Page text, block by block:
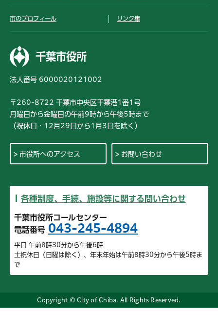
市のプロフィール リンク集
千葉市役所
法人番号 6000020121002
〒260-8722 千葉市中央区千葉港1番1号
月曜日から金曜日の午前9時から午後5時まで
（祝休日・12月29日から1月3日を除く）
市役所へのアクセス お問い合わせ
各種制度、手続、施設等に関する問い合わせ
千葉市役所コールセンター
電話番号 043-245-4894
平日 午前8時30分から午後6時
土祝休日（日曜は除く）、年末年始は午前8時30分から午後5時ま
で
Copyright © City of Chiba. All Rights Reserved.